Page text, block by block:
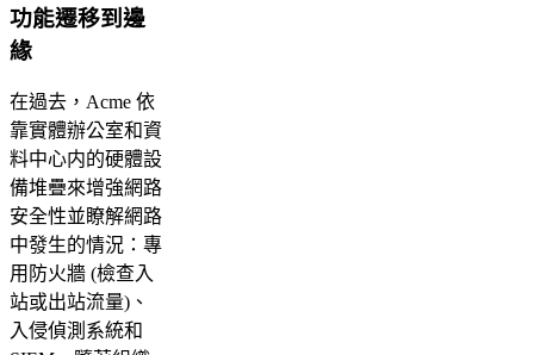
功能遷移到邊
緣
在過去，Acme 依
靠實體辦公室和資
料中心内的硬體設
備堆疊來增強網路
安全性並瞭解網路
中發生的情況：專
用防火牆 (檢查入
站或出站流量)、
入侵偵測系統和